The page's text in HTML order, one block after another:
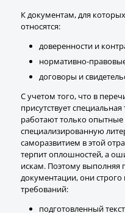
К документам, для
относятся:
доверенности и
нормативно-
договоры и
С учетом того, что в
присутствует
работают только
специализированную
саморазвитием в этой
терпит оплошностей, а
искам. Поэтому выполняя
документации, они
требований:
подготовленный